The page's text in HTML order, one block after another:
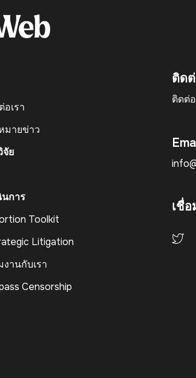
อเรา
มายข่าว
จัย
นการ
Toolkit
Litigation
งานกับเรา
Censorship
ติด
ติดต่อ
เชื่อ